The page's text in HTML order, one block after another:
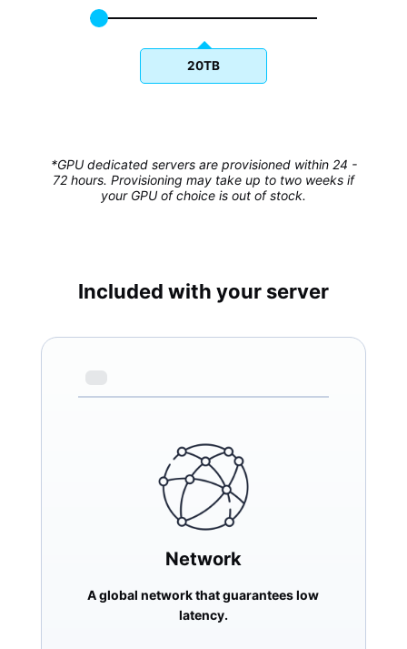
20TB
*GPU dedicated servers are provisioned within 24 -
72 hours. Provisioning may take up to two weeks if
your GPU of choice is out of stock.
Included with your server
Network
A global network that guarantees low
latency.